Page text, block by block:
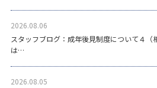
2026.08.06
スタッフブログ：成年後見制度について４
は…
2026.08.05